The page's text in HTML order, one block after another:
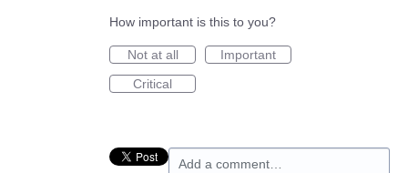
How important is this to you?
Not at all
Important
Critical
Add a comment…